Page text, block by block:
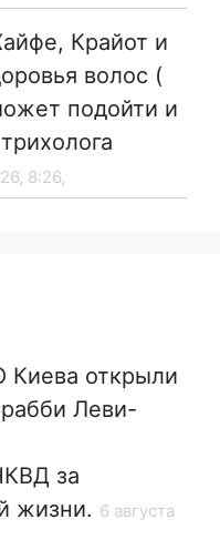
Крайот и
волос (
8:26,
открыли
Леви-
за
жизни. 6 августа